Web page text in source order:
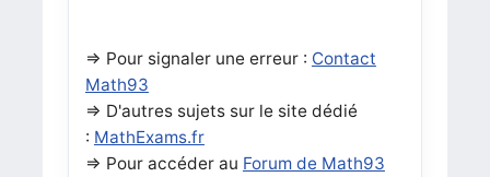
=> Pour signaler une erreur : Contact
Math93
=> D'autres sujets sur le site dédié
: MathExams.fr
=> Pour accéder au Forum de Math93